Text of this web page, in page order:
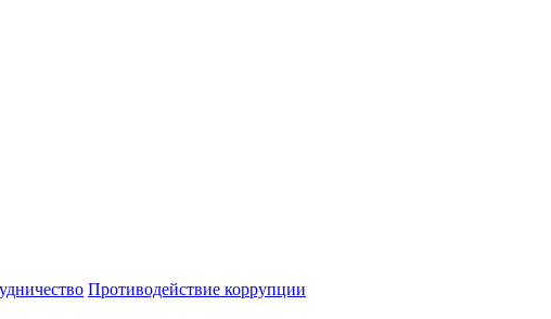
Противодействие коррупции